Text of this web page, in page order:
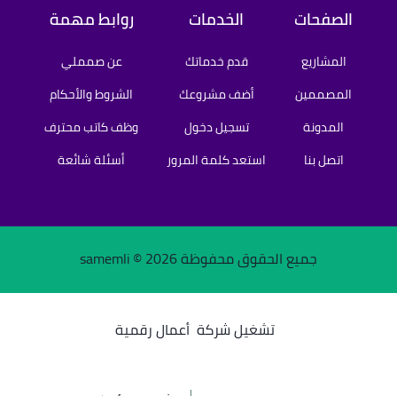
الصفحات
المشاريع
المصممين
المدونة
اتصل بنا
الخدمات
قدم خدماتك
أضف مشروعك
تسجيل دخول
استعد كلمة المرور
روابط مهمة
عن صمملي
الشروط والأحكام
وظف كاتب محترف
أسئلة شائعة
جميع الحقوق محفوظة samemli ©2026
تشغيل شركة أعمال رقمية